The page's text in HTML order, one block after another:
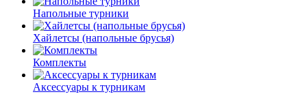
Напольные турники
Хайлетсы (напольные брусья)
Комплекты
Аксессуары к турникам